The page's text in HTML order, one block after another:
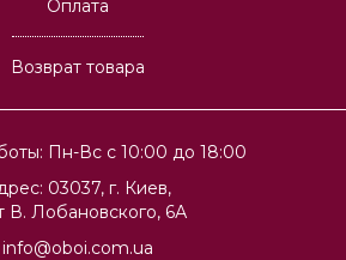
Пн-Вс с 10:00 до 18:00
03037, г. Киев,
В. Лобановского, 6А
info@oboi.com.ua
Оплата
Возврат товара